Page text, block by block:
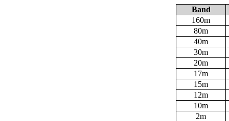
Band
160m
80m
40m
30m
20m
17m
15m
12m
10m
2m